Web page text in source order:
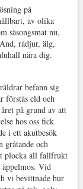
på
av olika
säsongsmat nu,
rådjur, älg,
nära dig.
befann sig
förstås eld och
på grund av att
hos oss fick
i ett akutbesök
gråtande och
plocka all fallfrukt
Vid
vi bevittnade hur